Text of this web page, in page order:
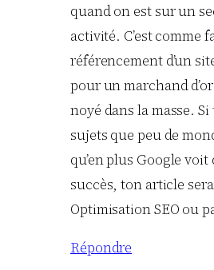
quand on est sur un
activité. C’est comme
référencement d’un
pour un marchand
noyé dans la masse.
sujets que peu de
qu’en plus Google
succès, ton article
Optimisation SEO ou
Répondre